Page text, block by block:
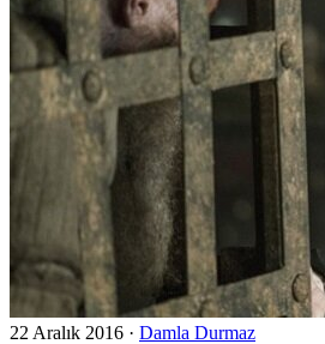
22 Aralık 2016 · Damla Durmaz